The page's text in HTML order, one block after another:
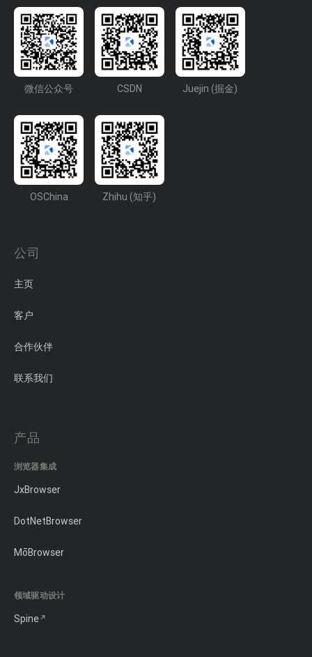
微信公众号 CSDN Juejin (掘金)
OSChina Zhihu (知乎)
公司
主页
客户
合作伙伴
联系我们
产品
浏览器集成
JxBrowser
DotNetBrowser
MōBrowser
领域驱动设计
Spine